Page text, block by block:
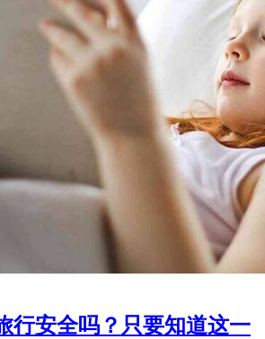
行安全吗？只要知道这一